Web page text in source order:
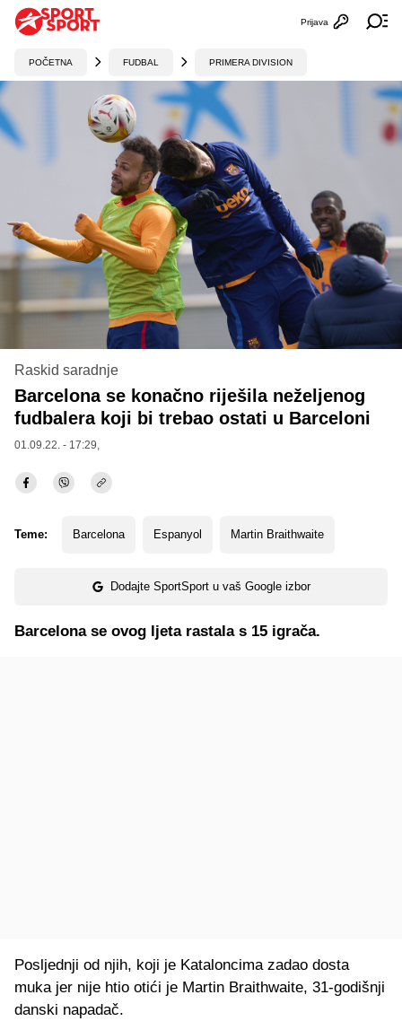
Otvori
Prijava
POČETNA FUDBAL PRIMERA DIVISION
Raskid saradnje
Barcelona se konačno riješila neželjenog
fudbalera koji bi trebao ostati u Barceloni
01.09.22. - 17:29,
Teme: Barcelona Espanyol Martin Braithwaite
Dodajte SportSport u vaš Google izbor
Barcelona se ovog ljeta rastala s 15 igrača.
Posljednji od njih, koji je Kataloncima zadao dosta
muka jer nije htio otići je Martin Braithwaite, 31-godišnji
danski napadač.